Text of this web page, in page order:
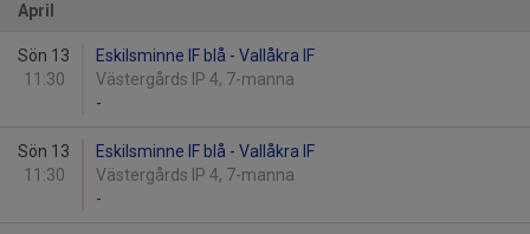
April
Sön 13
11:30
Eskilsminne IF blå - Vallåkra IF
Västergårds IP 4, 7-manna
-
Sön 13
11:30
Eskilsminne IF blå - Vallåkra IF
Västergårds IP 4, 7-manna
-